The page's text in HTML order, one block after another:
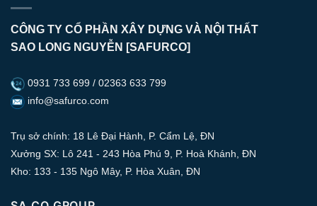
CÔNG TY CỔ PHẦN XÂY DỰNG VÀ NỘI THẤT
SAO LONG NGUYỄN [SAFURCO]
0931 733 699 / 02363 633 799
info@safurco.com
Trụ sở chính: 18 Lê Đại Hành, P. Cẩm Lệ, ĐN
Xưởng SX: Lô 241 - 243 Hòa Phú 9, P. Hoà Khánh, ĐN
Kho: 133 - 135 Ngô Mây, P. Hòa Xuân, ĐN